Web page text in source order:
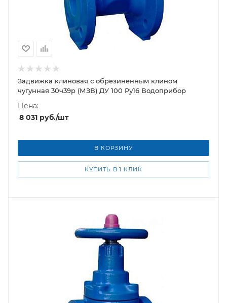
Задвижка клиновая с обрезиненным клином
чугунная 30ч39р (МЗВ) ДУ 100 Ру16 Водоприбор
Цена:
8 031 руб./шт
В КОРЗИНУ
КУПИТЬ В 1 КЛИК